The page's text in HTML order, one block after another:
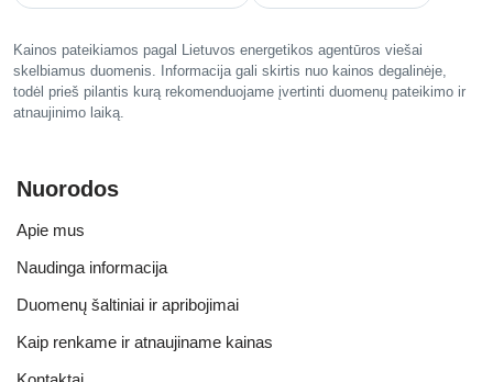
Kainos pateikiamos pagal Lietuvos energetikos agentūros viešai
skelbiamus duomenis. Informacija gali skirtis nuo kainos degalinėje,
todėl prieš pilantis kurą rekomenduojame įvertinti duomenų pateikimo ir
atnaujinimo laiką.
Nuorodos
Apie mus
Naudinga informacija
Duomenų šaltiniai ir apribojimai
Kaip renkame ir atnaujiname kainas